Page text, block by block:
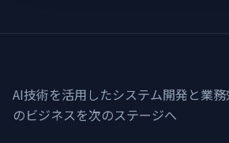
AI技術を活用したシステム開発と業
のビジネスを次のステージへ